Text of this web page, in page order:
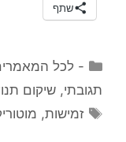
שתף
קטגוריות
- לכל
תגובתי, שיקום
תגיות
זמישות,